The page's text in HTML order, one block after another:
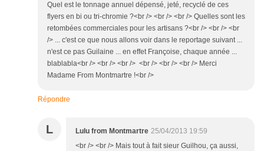
Quel est le tonnage annuel dépensé, jeté, recyclé de ces
flyers en bi ou tri-chromie ?<br /> <br /> <br /> Quelles sont les
retombées commerciales pour les artisans ?<br /> <br /> <br
/> ... c'est ce que nous allons voir dans le reportage suivant ...
n'est ce pas Guilaine ... en effet Françoise, chaque année ...
blablabla<br /> <br /> <br /> <br /> <br /> <br /> Merci
Madame From Montmartre !<br />
Répondre
L Lulu from Montmartre 25/04/2013 19:59
<br /> <br /> Mais tout à fait sieur Guilhou, ça aussi,